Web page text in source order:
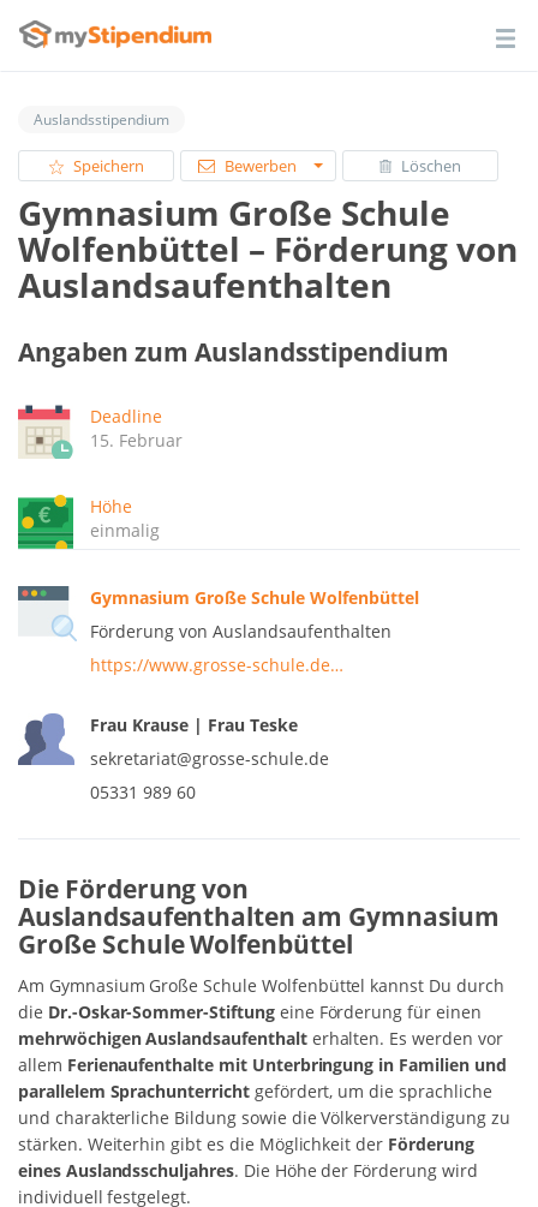
Auslandsstipendium
Speichern Bewerben Löschen
Gymnasium Große Schule
Wolfenbüttel – Förderung von
Auslandsaufenthalten
Angaben zum Auslandsstipendium
Deadline
15. Februar
Höhe
einmalig
Gymnasium Große Schule Wolfenbüttel
Förderung von Auslandsaufenthalten
https://www.grosse-schule.de…
Frau Krause | Frau Teske
sekretariat@grosse-schule.de
05331 989 60
Die Förderung von
Auslandsaufenthalten am Gymnasium
Große Schule Wolfenbüttel
Am Gymnasium Große Schule Wolfenbüttel kannst Du durch
die Dr.-Oskar-Sommer-Stiftungeine Förderung für einen
mehrwöchigen Auslandsaufenthalterhalten. Es werden vor
allem Ferienaufenthalte mit Unterbringung in Familien und
parallelem Sprachunterrichtgefördert, um die sprachliche
und charakterliche Bildung sowie die Völkerverständigung zu
stärken. Weiterhin gibt es die Möglichkeit der Förderung
eines Auslandsschuljahres. Die Höhe der Förderung wird
individuell festgelegt.